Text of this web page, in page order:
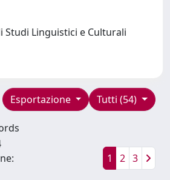
Linguistici e Culturali
Tutti (54)
Esportazione
1 2 3